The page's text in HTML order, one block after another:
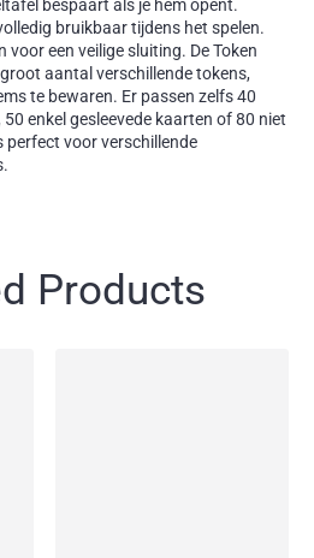
bespaart als je hem opent.
bruikbaar tijdens het spelen.
een veilige sluiting. De Token
aantal verschillende tokens,
te bewaren. Er passen zelfs 40
enkel gesleevede kaarten of 80 niet
perfect voor verschillende
Products